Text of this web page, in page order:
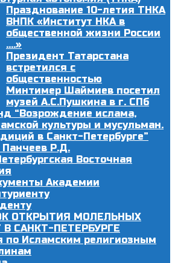
Празднование 10-летия ТНКА
ВНПК «Институт НКА в
общественной жизни России
….»
Президент Татарстана
встретился с
общественностью
Минтимер Шаймиев посетил
музей А.С.Пушкина в г. СПб
“Возрождение ислама,
культуры и мусульман.
в Санкт-Петербурге”
Р.Д.
Восточная
Академии
ОТКРЫТИЯ МОЛЕЛЬНЫХ
САНКТ-ПЕТЕРБУРГЕ
по Исламским религиозным